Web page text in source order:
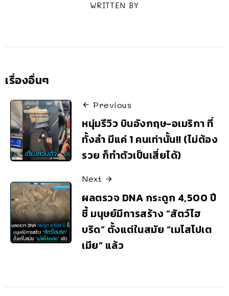
WRITTEN BY
เรื่องอื่นๆ
Previous
หนุ่มรีวิว บินอังกฤษ-อเมริกา ที่
ทั้งลำ มีแค่ 1 คนเท่านั้น!! (ไม่ต้อง
รวย ก็ทำตัวเป็นเสี่ยได้)
Next
ผลตรวจ DNA กระดูก 4,500 ปี
ชี้ มนุษย์มีการสร้าง “สัตว์ไฮ
บริด” ตั้งแต่ในสมัย “เมโสโปเต
เมีย” แล้ว